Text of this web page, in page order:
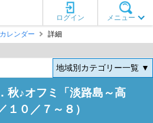
メニュー
ログイン
レンダー 詳細
地域別カテゴリー一覧 ▼
秋♪オフミ「淡路島～高
１０／７～８）